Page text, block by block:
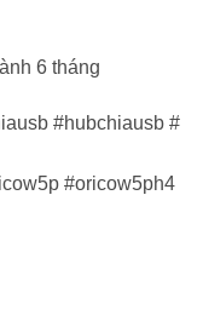
6 tháng
#hubchiausb #
#oricow5ph4